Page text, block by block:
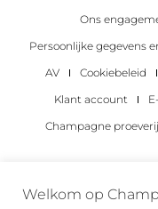
Ons
Persoonlijke gegevens
AV
Cookiebeleid
Klant account
Champagne
Copyright
Welkom op